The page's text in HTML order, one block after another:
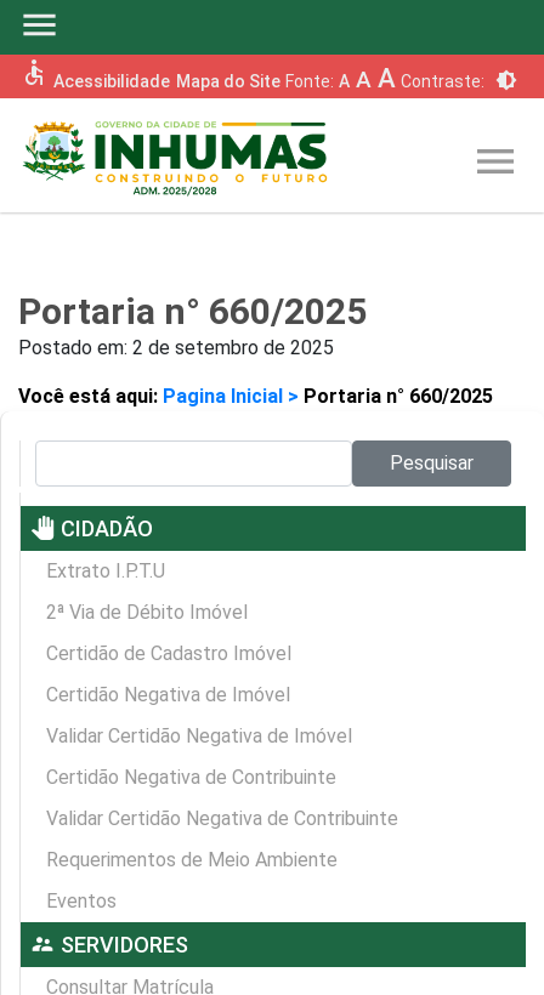
menu
accessible Acessibilidade Mapa do Site Fonte: A A A Contraste: brightness_6
menu
Portaria n° 660/2025
Postado em: 2 de setembro de 2025
Você está aqui: Pagina Inicial > Portaria n° 660/2025
Pesquisar
pan_tool CIDADÃO
Extrato I.P.T.U
2ª Via de Débito Imóvel
Certidão de Cadastro Imóvel
Certidão Negativa de Imóvel
Validar Certidão Negativa de Imóvel
Certidão Negativa de Contribuinte
Validar Certidão Negativa de Contribuinte
Requerimentos de Meio Ambiente
Eventos
supervisor_account SERVIDORES
Consultar Matrícula